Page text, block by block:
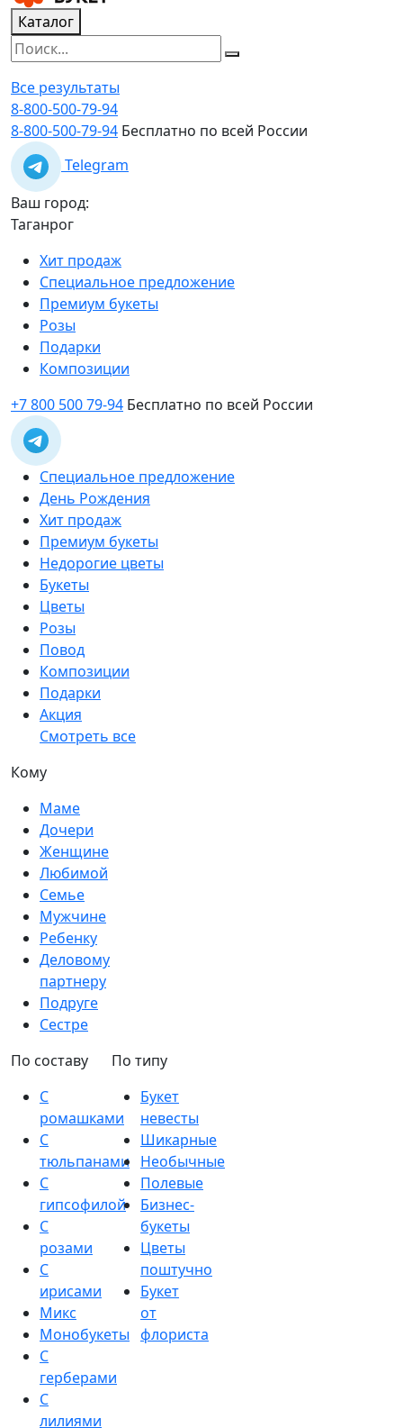
Каталог
Все результаты
8-800-500-79-94
8-800-500-79-94 Бесплатно по всей России
Telegram
Ваш город:
Таганрог
Хит продаж
Специальное предложение
Премиум букеты
Розы
Подарки
Композиции
+7 800 500 79-94 Бесплатно по всей России
Специальное предложение
День Рождения
Хит продаж
Премиум букеты
Недорогие цветы
Букеты
Цветы
Розы
Повод
Композиции
Подарки
Акция
Смотреть все
Кому
Маме
Дочери
Женщине
Любимой
Семье
Мужчине
Ребенку
Деловому
партнеру
Подруге
Сестре
По составу
С
ромашками
С
тюльпанами
С
гипсофилой
С
розами
С
ирисами
Микс
Монобукеты
С
герберами
С
лилиями
По типу
Букет
невесты
Шикарные
Необычные
Полевые
Бизнес-
букеты
Цветы
поштучно
Букет
от
флориста